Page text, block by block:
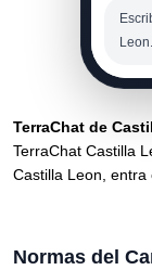
TerraChat de
TerraChat Castilla
Castilla Leon, entra
Normas del